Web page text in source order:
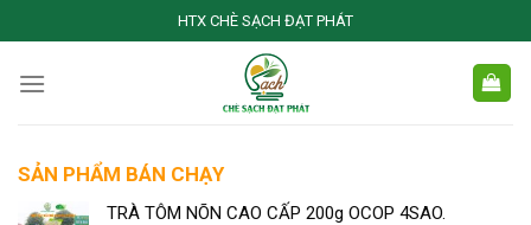
to
content
HTX CHÈ SẠCH ĐẠT PHÁT
SẢN PHẨM BÁN CHẠY
TRÀ TÔM NÕN CAO CẤP 200g OCOP 4SAO.